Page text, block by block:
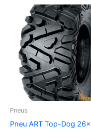
Pneus
Pneu ART Top-Dog